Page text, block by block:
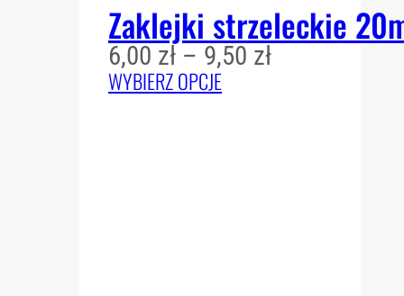
Zaklejki strzeleckie
6,00 zł – 9,50 złZakres
WYBIERZ OPCJE